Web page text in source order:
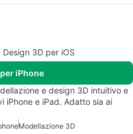
3D per iOS
iPhone
e design 3D intuitivo e
e iPad. Adatto sia ai
Modellazione 3D